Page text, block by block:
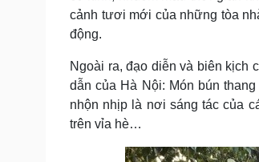
cảnh tươi mới của những tòa
động.
Ngoài ra, đạo diễn và biên kịch
dẫn của Hà Nội: Món bún
nhộn nhịp là nơi sáng tác của
trên vỉa hè…